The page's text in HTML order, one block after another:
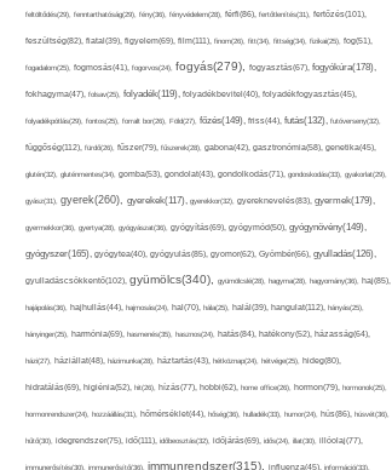
feltöltődés(29), fenntarthatóság(29), fény(36), fényvédelem(28), férfi(86), fertőtlenítés(31), fertőzés(101),
feszültség(82), fiatal(39), figyelem(69), film(111), finom(26), fitt(34), fittség(34), fizikai(25), fog(51),
fogadalom(25), fogmosás(41), fogorvos(24), fogyás(279), fogyasztás(67), fogyókúra(178),
fokhagyma(47), folsav(25), folyadék(119), folyadékbevitel(40), folyadékfogyasztás(45),
folyadékpótlás(29), fontos(25), forralt bor(26), Föld(27), főzés(149), friss(44), futás(132), futóverseny(32),
függőség(112), fürdő(26), fűszer(79), fűszerek(28), gabona(42), gasztronómia(58), genetika(45),
glutén(32), gluténmentes(34), gomba(53), gondolat(43), gondolkodás(71), gondoskodás(33), gyakorlat(29),
gyász(31), gyerek(260), gyerekek(117), gyerekkor(32), gyereknevelés(83), gyermek(179),
gyermekkor(36), gyertya(28), gyógyászat(36), gyógyítás(69), gyógymód(50), gyógynövény(149),
gyógyszer(165), gyógytea(40), gyógyulás(85), gyomor(62), Gyömbér(66), gyulladás(126),
gyulladáscsökkentő(102), gyümölcs(340), gyümölcslé(28), hagyma(28), hagyomány(36), haj(85),
hajápolás(36), hajhullás(44), hajmosás(24), hal(70), hála(25), halál(39), hangulat(112), hányás(25),
hányinger(25), harmónia(69), hasmenés(35), hasznos(24), hatás(84), hatékony(52), házasság(64),
házi(27), háziállat(48), házimunka(28), háztartás(43), hétköznap(24), hétvége(25), hideg(80),
hidratálás(69), higiénia(52), hit(26), hízás(77), hobbi(62), home office(26), hormon(79), hormonok(25),
hormonrendszer(24), hozzáállás(31), hőmérséklet(44), hőség(36), hulladék(33), humor(24), hús(86), húsvét(36),
hűtő(30), idegrendszer(75), idő(111), időbeosztás(32), időjárás(69), idős(24), illat(30), illóolaj(77),
immunerősítés(30), immunerősítő(36), immunrendszer(315), influenza(45), információ(33),